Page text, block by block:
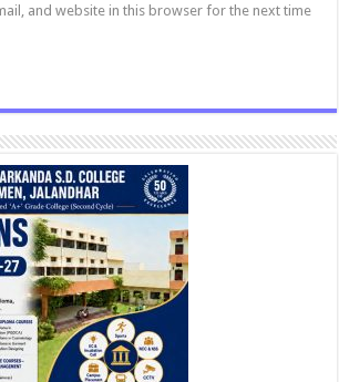
and website in this browser for the next time